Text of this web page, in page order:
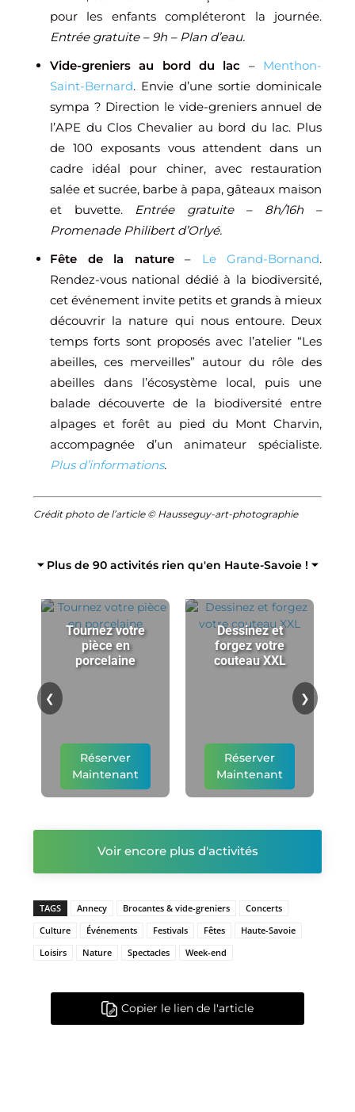
pour les enfants compléteront la journée.
Entrée gratuite – 9h – Plan d’eau.
Vide-greniers au bord du lac – Menthon-
Saint-Bernard. Envie d’une sortie dominicale
sympa ? Direction le vide-greniers annuel de
l’APE du Clos Chevalier au bord du lac. Plus
de 100 exposants vous attendent dans un
cadre idéal pour chiner, avec restauration
salée et sucrée, barbe à papa, gâteaux maison
et buvette.
Entrée gratuite – 8h/16h –
Promenade Philibert d’Orlyé.
Fête de la nature– Le Grand-Bornand.
Rendez-vous national dédié à la biodiversité,
cet événement invite petits et grands à mieux
découvrir la nature qui nous entoure. Deux
temps forts sont proposés avec l’atelier “Les
abeilles, ces merveilles” autour du rôle des
abeilles dans l’écosystème local, puis une
balade découverte de la biodiversité entre
alpages et forêt au pied du Mont Charvin,
accompagnée d’un animateur spécialiste.
Plus d’informations.
Crédit photo de l’article © Hausseguy-art-photographie
⏷ Plus de 90 activités rien qu'en Haute-Savoie ! ⏷
Tournez votre
pièce en
porcelaine
Réserver
Maintenant
Dessinez et
forgez votre
couteau XXL
Réserver
Maintenant
❮ ❯
Voir encore plus d'activités
TAGS Annecy Brocantes & vide-greniers
Concerts
Culture
Événements Festivals Fêtes
Haute-Savoie
Loisirs
Nature Spectacles Week-end
Copier le lien de l'article